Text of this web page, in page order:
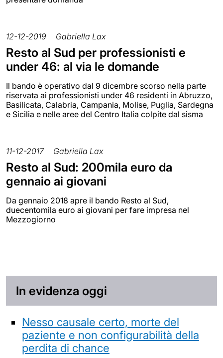
12-12-2019 Gabriella Lax
Resto al Sud per professionisti e
under 46: al via le domande
Il bando è operativo dal 9 dicembre scorso nella parte
riservata ai professionisti under 46 residenti in Abruzzo,
Basilicata, Calabria, Campania, Molise, Puglia, Sardegna
e Sicilia e nelle aree del Centro Italia colpite dal sisma
11-12-2017 Gabriella Lax
Resto al Sud: 200mila euro da
gennaio ai giovani
Da gennaio 2018 apre il bando Resto al Sud,
duecentomila euro ai giovani per fare impresa nel
Mezzogiorno
In evidenza oggi
Nesso causale certo, morte del
paziente e non configurabilità della
perdita di chance